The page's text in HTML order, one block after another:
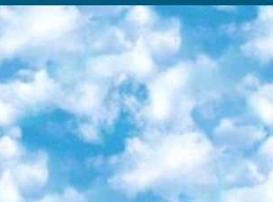
один ресурс об образовании. В отличие от Newtonew, как мне кажется, Edutainme больше ориентируется на представителей индустрии: педагогов, предпринимателей, разработчиков образовательных проектов. Но и любой, кто просто стремится к саморазвитию, найдёт на сайте много полезного и интересного для себя. Например, информацию о новых курсах и образовательных сервисах. 10. Newtonew Онлайн-медиа об образовании и обучении в широком смысле. Авторы Newtonew пишут об инструментах, заведениях, тактиках и стратегиях, которые помогают учить других и получать новые знания самостоятельно. На этой площадке вы найдёте новости, обзоры, аналитические мат